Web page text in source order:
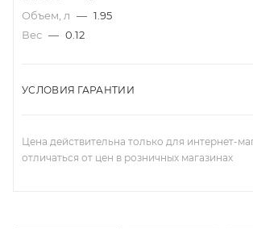
Объем, л — 1.95
Вес — 0.12
УСЛОВИЯ ГАРАНТИИ
Цена действительна только для интернет-
отличаться от цен в розничных магазинах